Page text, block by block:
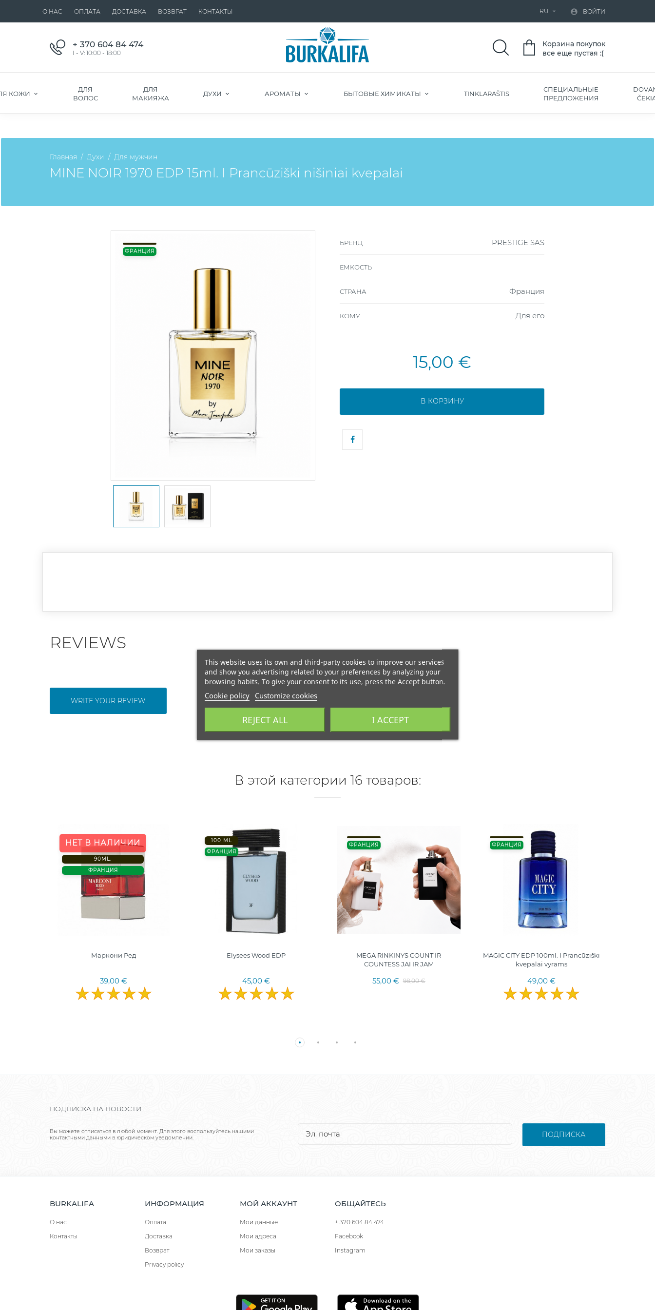
О НАС ОПЛАТА ДОСТАВКА ВОЗВРАТ КОНТАКТЫ RU   ВОЙТИ
+ 370 604 84 474
I - V: 10:00 - 18:00
Корзина покупок
все еще пустая :(
КОЖИ
ДЛЯ
ВОЛОС
ДЛЯ
МАКИЯЖА
ДУХИ АРОМАТЫ БЫТОВЫЕ ХИМИКАТЫ TINKLARAŠTIS
СПЕЦИАЛЬНЫЕ
ПРЕДЛОЖЕНИЯ
Главная Духи Для мужчин
MINE NOIR 1970 EDP 15ml. I Prancūziški nišiniai kvepalai
ФРАНЦИЯ
БРЕНД PRESTIGE SAS
ЕМКОСТЬ
СТРАНА Франция
КОМУ Для его
15,00 €
В КОРЗИНУ
REVIEWS
WRITE YOUR REVIEW
В этой категории 16 товаров:
НЕТ В НАЛИЧИИ
90ML.
ФРАНЦИЯ
Маркони Ред
39,00 €
100 ML
ФРАНЦИЯ
Elysees Wood EDP
45,00 €
ФРАНЦИЯ
MEGA RINKINYS COUNT IR
COUNTESS JAI IR JAM
55,00 € 98,00 €
ФРАНЦИЯ
MAGIC CITY EDP 100ml. I Pranсūziški
kvepalai vyrams
49,00 €
ПОДПИСКА НА НОВОСТИ
Вы можете отписаться в любой момент. Для этого воспользуйтесь нашими
контактными данными в юридическом уведомлении.
ПОДПИСКА
BURKALIFA
О нас
Контакты
ИНФОРМАЦИЯ
Оплата
Доставка
Возврат
Privacy policy
МОЙ АККАУНТ
Мои данные
Мои адреса
Мои заказы
ОБЩАЙТЕСЬ
+ 370 604 84 474
Facebook
Instagram
This website uses its own and third-party cookies to improve our services
and show you advertising related to your preferences by analyzing your
browsing habits. To give your consent to its use, press the Accept button.
Cookie policy Customize cookies
REJECT ALL I ACCEPT